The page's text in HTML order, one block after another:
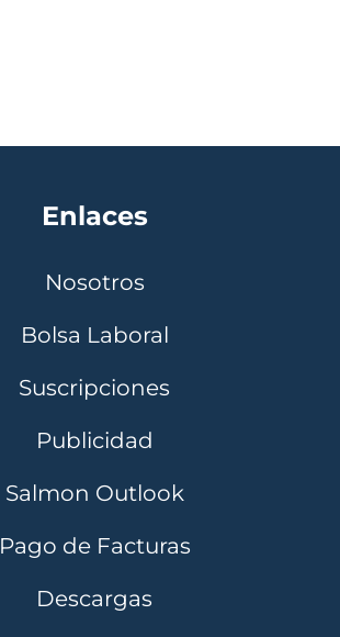
Enlaces
Nosotros
Bolsa Laboral
Suscripciones
Publicidad
Salmon Outlook
Pago de Facturas
Descargas